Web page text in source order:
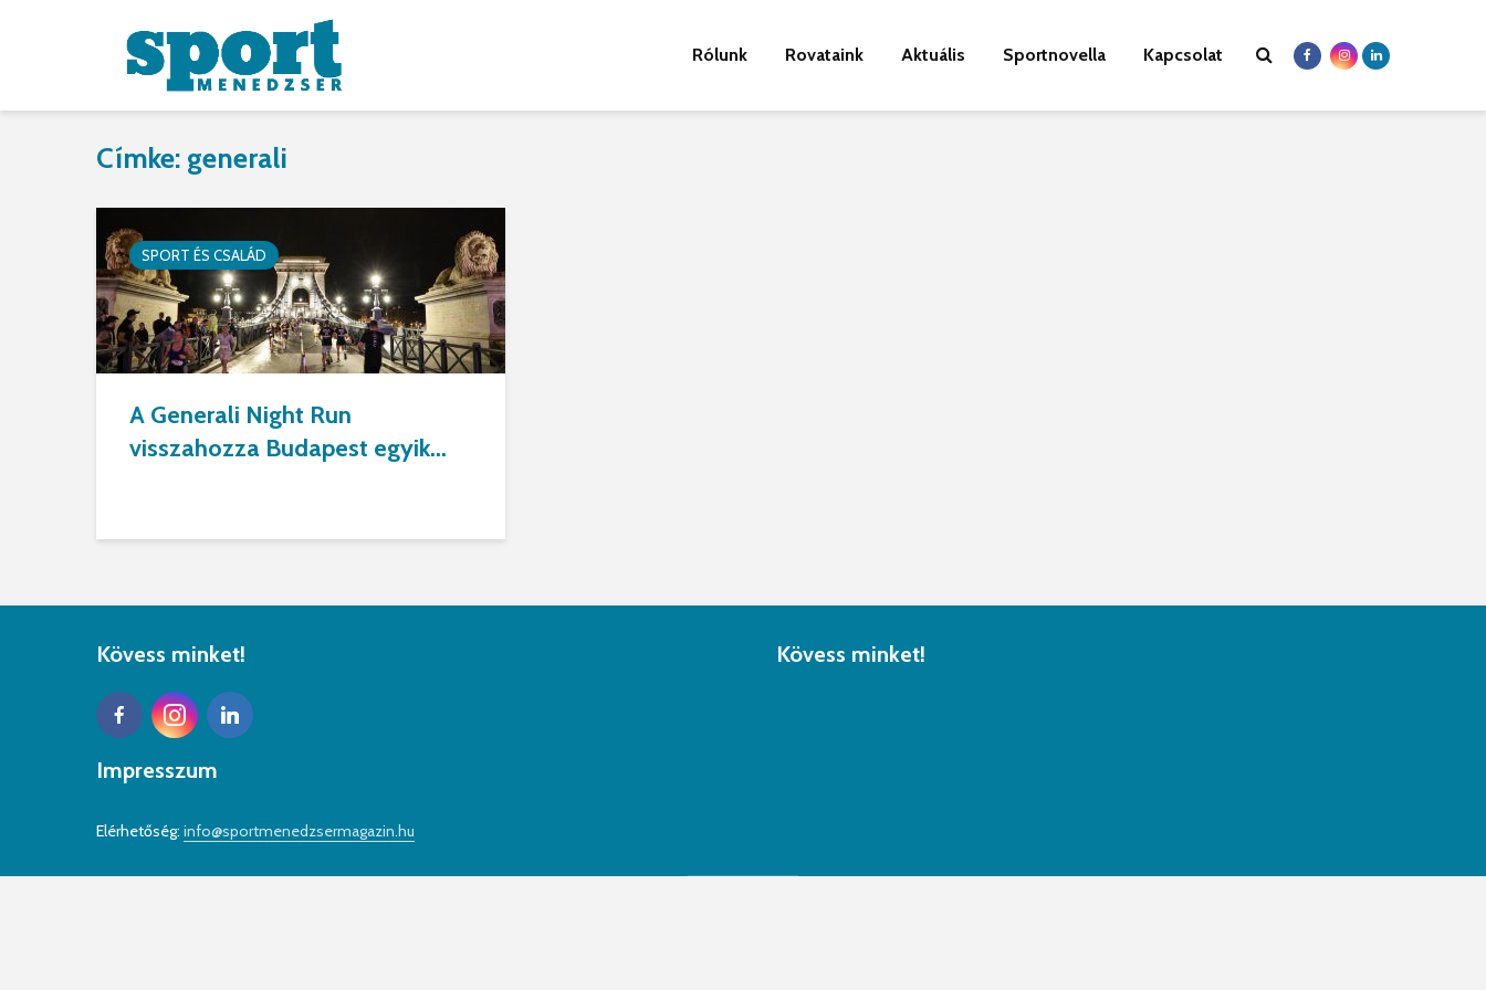
Rólunk Rovataink Aktuális Sportnovella Kapcsolat
Címke: generali
SPORT ÉS CSALÁD
A Generali Night Run
visszahozza Budapest egyik...
Kövess minket!
Impresszum
Elérhetőség: info@sportmenedzsermagazin.hu
Kövess minket!